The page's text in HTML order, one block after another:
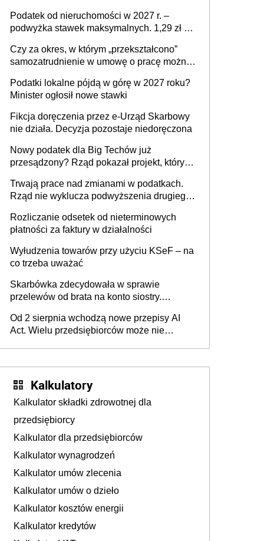
Podatek od nieruchomości w 2027 r. –
podwyżka stawek maksymalnych. 1,29 zł za
budynków i lokali związanych z
prowadzeniem działalności gospodarczej
Czy za okres, w którym „przekształcono”
samozatrudnienie w umowę o pracę można
umowy cywilnoprawnej jedynym
racjonalnym wyjściem
Podatki lokalne pójdą w górę w 2027 roku?
Minister ogłosił nowe stawki
Fikcja doręczenia przez e-Urząd Skarbowy
nie działa. Decyzja pozostaje niedoręczona
Nowy podatek dla Big Techów już
przesądzony? Rząd pokazał projekt, który
Trwają prace nad zmianami w podatkach.
Rząd nie wyklucza podwyższenia drugiego
Rozliczanie odsetek od nieterminowych
płatności za faktury w działalności
Wyłudzenia towarów przy użyciu KSeF – na
co trzeba uważać
Skarbówka zdecydowała w sprawie
przelewów od brata na konto siostry.
darowizna, ale podatku jednak nie będzie
Od 2 sierpnia wchodzą nowe przepisy AI
Act. Wielu przedsiębiorców może nie
Kalkulatory
Kalkulator składki zdrowotnej dla
przedsiębiorcy
Kalkulator dla przedsiębiorców
Kalkulator wynagrodzeń
Kalkulator umów zlecenia
Kalkulator umów o dzieło
Kalkulator kosztów energii
Kalkulator kredytów